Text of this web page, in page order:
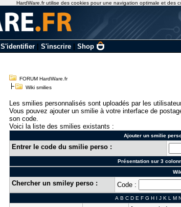
S'identifier| S'inscrire| Shop
FORUM HardWare.fr
Wiki smilies
Les smilies personnalisés sont uploadés par les
Vous pouvez ajouter un smilie à votre interface de
son code.
Voici la liste des smilies existants :
Ajouter un smilie
Entrer le code du smilie perso :
Présentation sur 3
Chercher un smiley perso : Code :
A B C D E F G H I J K L M
HardWare.fr utilise des cookies pour une navigation optimale et des